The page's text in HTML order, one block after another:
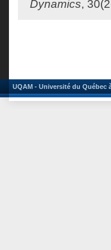
Dynamics,
UQAM - Université du Québec